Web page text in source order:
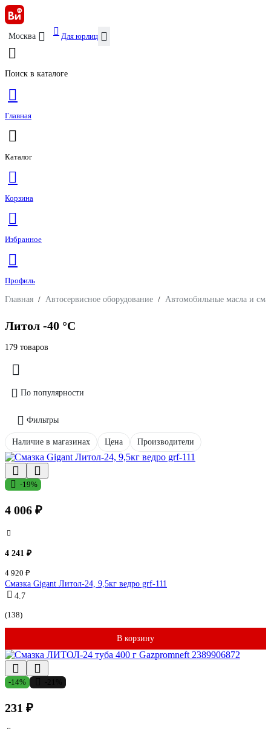
Москва Для юрлиц
Поиск в каталоге
Главная
Каталог
Корзина
Избранное
Профиль
Главная / Автосервисное оборудование / Автомобильные масла и
Литол -40 °С
179 товаров
По популярности
Фильтры
Наличие в магазинах Цена Производители
-19%
4 006 ₽
4 241 ₽
4 920 ₽
Смазка Gigant Литол-24, 9,5кг ведро grf-111
4.7
(138)
В корзину
-14%
231 ₽